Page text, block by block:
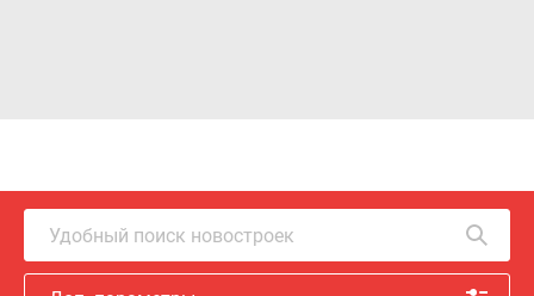
Удобный поиск новостроек